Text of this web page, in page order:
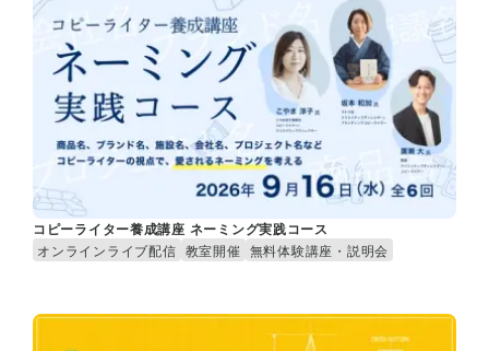
コピーライター養成講座 ネーミング実践コース
オンラインライブ配信 教室開催 無料体験講座・説明会